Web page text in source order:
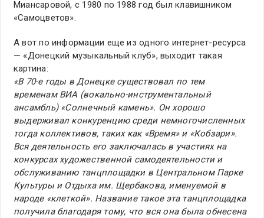
Миансаровой, с 1980 по 1988 год был клавишником
«Самоцветов».
А вот по информации еще из одного интернет-ресурса
— «Донецкий музыкальный клуб», выходит такая
картина:
«В 70-е годы в Донецке существовал по тем
временам ВИА (вокально-инструментальный
ансамбль) «Солнечный камень». Он хорошо
выдерживал конкуренцию среди немногочисленных
тогда коллективов, таких как «Время» и «Кобзари».
Вся деятельность его заключалась в участиях на
конкурсах художественной самодеятельности и
обслуживанию танцплощадки в Центральном Парке
Культуры и Отдыха им. Щербакова, именуемой в
народе «клеткой». Название такое эта танцплощадка
получила благодаря тому, что вся она была обнесена